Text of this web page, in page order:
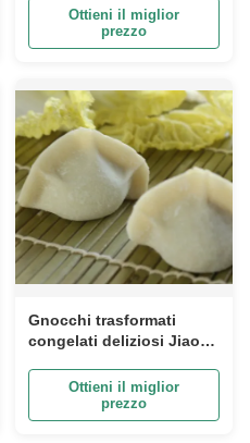
congelata verdure
organiche con il COA
Ottieni il miglior
prezzo
Gnocchi trasformati
congelati deliziosi JiaoZi
Ingrediants interno
Ottieni il miglior
prezzo